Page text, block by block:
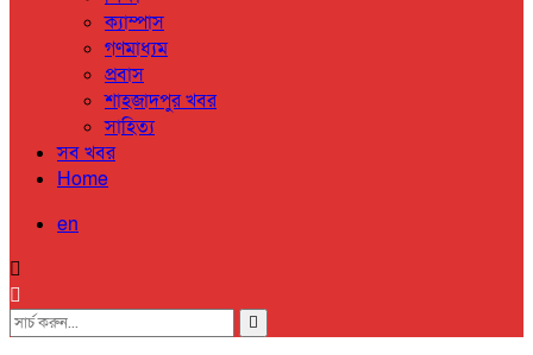
ক্যাম্পাস
গণমাধ্যম
প্রবাস
শাহজাদপুর খবর
সাহিত্য
সব খবর
Home
en